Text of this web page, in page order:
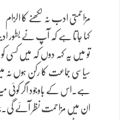
مزاحمتی ادب نہ لکھنے کا الزام
کہا جاتا ہے کہ آپ نے بطور
تو میں یہ کہہ دوں کہ میں کسی
سیاسی جماعت کا رکن ہوں نہ
ہے۔اس کے باوجود اگر کوئی
ان میں مزاحمت نظر آئے